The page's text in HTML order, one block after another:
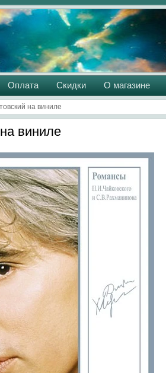
Оплата Скидки О магазине
на виниле
виниле